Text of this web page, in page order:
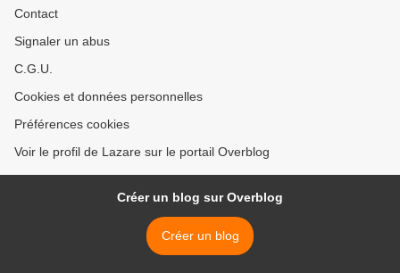
Contact
Signaler un abus
C.G.U.
Cookies et données personnelles
Préférences cookies
Voir le profil de Lazare sur le portail Overblog
Créer un blog sur Overblog
Créer un blog